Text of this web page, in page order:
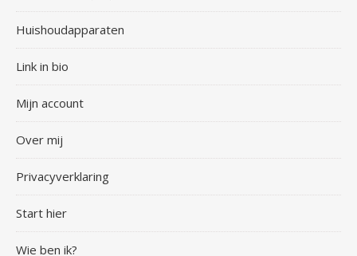
Huishoudapparaten
Link in bio
Mijn account
Over mij
Privacyverklaring
Start hier
Wie ben ik?